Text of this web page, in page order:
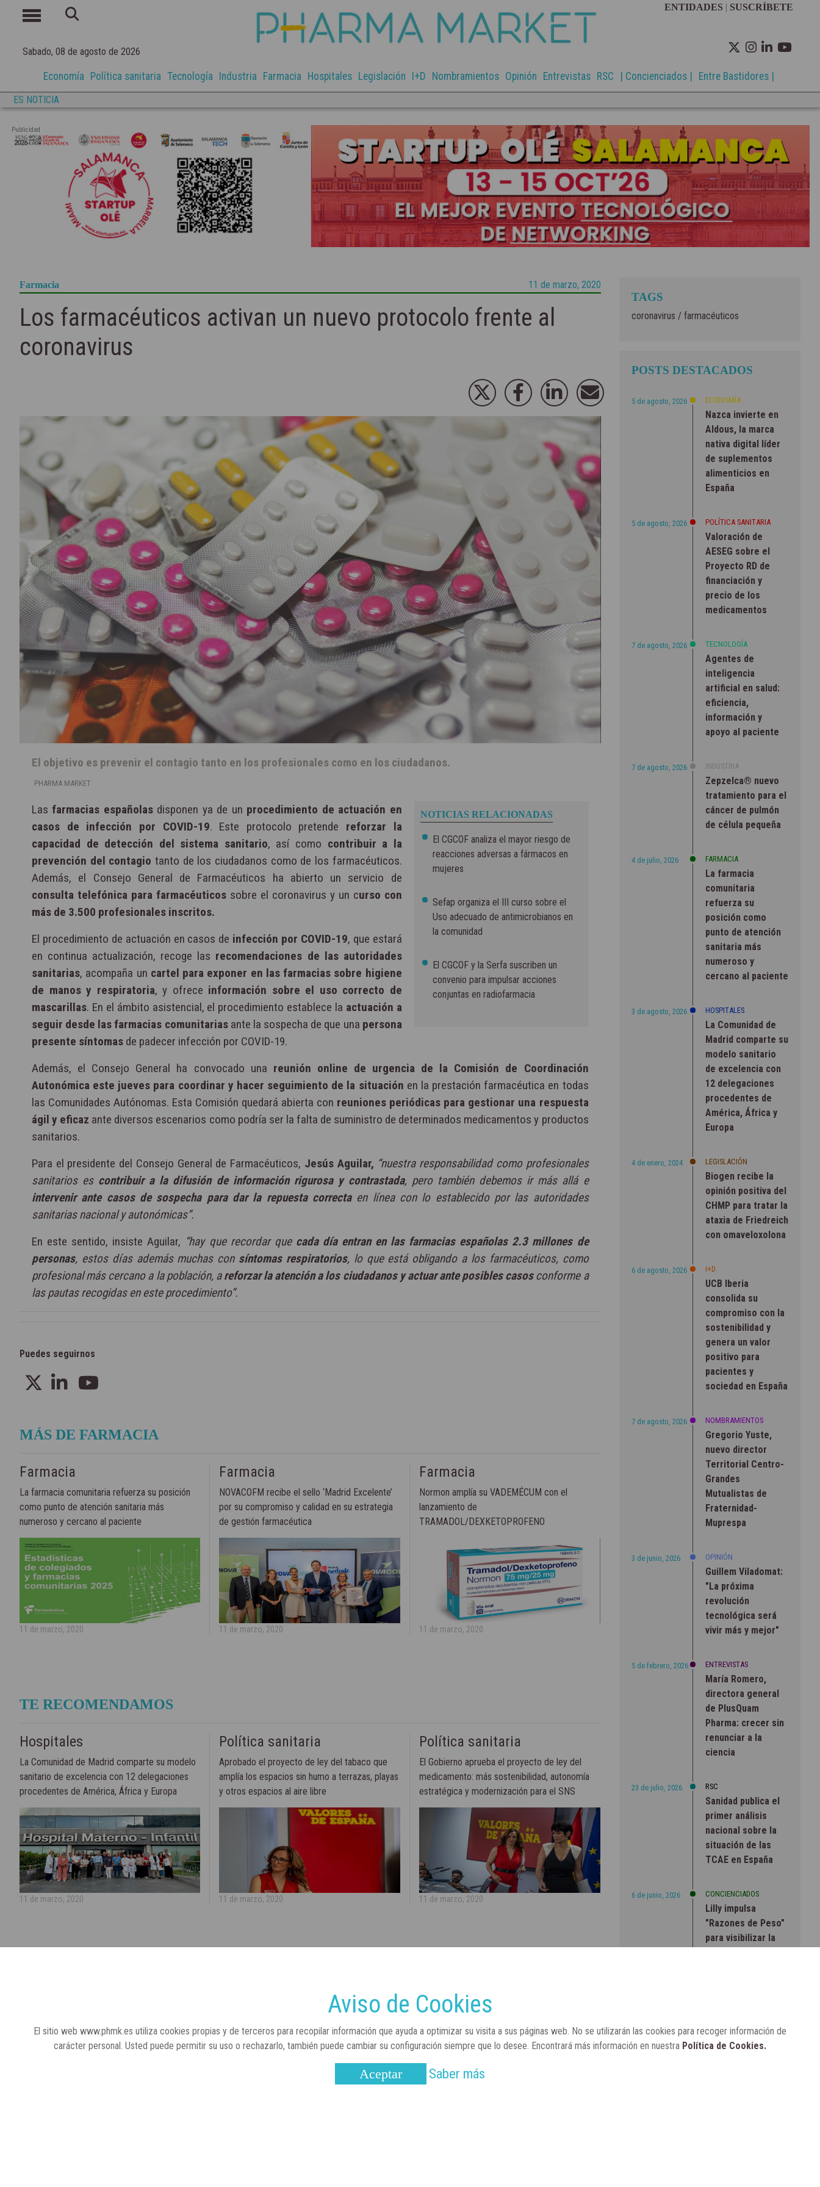
Sabado, 08 de agosto de 2026
ENTIDADES | SUSCRÍBETE
Economía Política sanitaria Tecnología Industria Farmacia Hospitales Legislación I+D Nombramientos Opinión Entrevistas RSC | Concienciados | Entre Bastidores |
ES NOTICIA
Publicidad
Farmacia 11 de marzo, 2020
Los farmacéuticos activan un nuevo protocolo frente al
coronavirus
El objetivo es prevenir el contagio tanto en los profesionales como en los ciudadanos.
PHARMA MARKET
NOTICIAS RELACIONADAS
El CGCOF analiza el mayor riesgo de
reacciones adversas a fármacos en
mujeres
Sefap organiza el III curso sobre el
Uso adecuado de antimicrobianos en
la comunidad
El CGCOF y la Serfa suscriben un
convenio para impulsar acciones
conjuntas en radiofarmacia
Lasfarmacias españolasdisponen ya de un procedimiento de actuación en
casos de infección por COVID-19. Este protocolo pretende reforzar la
capacidad de detección del sistema sanitario, así como contribuir a la
prevención del contagio tanto de los ciudadanos como de los farmacéuticos.
Además, el Consejo General de Farmacéuticos ha abierto un servicio de
consulta telefónica para farmacéuticossobre el coronavirus y un curso con
más de 3.500 profesionales inscritos.
El procedimiento de actuación en casos de infección por COVID-19, que estará
en continua actualización, recoge las recomendaciones de las autoridades
sanitarias, acompaña un cartel para exponer en las farmacias sobre higiene
de manos y respiratoria, y ofrece información sobre el uso correcto de
mascarillas. En el ámbito asistencial, el procedimiento establece la actuación a
seguir desde las farmacias comunitariasante la sospecha de que una persona
presente síntomas de padecer infección por COVID-19.
Además, el Consejo General ha convocado una reunión online de urgencia de la Comisión de Coordinación
Autonómica este jueves para coordinar y hacer seguimiento de la situación en la prestación farmacéutica en todas
las Comunidades Autónomas. Esta Comisión quedará abierta con reuniones periódicas para gestionar una respuesta
ágil y eficaz ante diversos escenarios como podría ser la falta de suministro de determinados medicamentos y productos
sanitarios.
Para el presidente del Consejo General de Farmacéuticos, Jesús Aguilar, “nuestra responsabilidad como profesionales
sanitarios es contribuir a la difusión de información rigurosa y contrastada, pero también debemos ir más allá e
intervenir ante casos de sospecha para dar la repuesta correctaen línea con lo establecido por las autoridades
sanitarias nacional y autonómicas”.
En este sentido, insiste Aguilar, “hay que recordar que cada día entran en las farmacias españolas 2.3 millones de
personas, estos días además muchas con síntomas respiratorios, lo que está obligando a los farmacéuticos, como
profesional más cercano a la población, areforzar la atención a los ciudadanos y actuar ante posibles casosconforme a
las pautas recogidas en este procedimiento”.
Puedes seguirnos
MÁS DE FARMACIA
Farmacia
La farmacia comunitaria refuerza su posición
como punto de atención sanitaria más
numeroso y cercano al paciente
11 de marzo, 2020
Farmacia
NOVACOFM recibe el sello ‘Madrid Excelente’
por su compromiso y calidad en su estrategia
de gestión farmacéutica
11 de marzo, 2020
Farmacia
Normon amplía su VADEMÉCUM con el
lanzamiento de
TRAMADOL/DEXKETOPROFENO
11 de marzo, 2020
TE RECOMENDAMOS
Hospitales
La Comunidad de Madrid comparte su modelo
sanitario de excelencia con 12 delegaciones
procedentes de América, África y Europa
11 de marzo, 2020
Política sanitaria
Aprobado el proyecto de ley del tabaco que
amplía los espacios sin humo a terrazas, playas
y otros espacios al aire libre
11 de marzo, 2020
Política sanitaria
El Gobierno aprueba el proyecto de ley del
medicamento: más sostenibilidad, autonomía
estratégica y modernización para el SNS
11 de marzo, 2020
TAGS
coronavirus /farmacéuticos
POSTS DESTACADOS
5 de agosto, 2026 ECONOMÍA
Nazca invierte en
Aldous, la marca
nativa digital líder
de suplementos
alimenticios en
España
5 de agosto, 2026 POLÍTICA SANITARIA
Valoración de
AESEG sobre el
Proyecto RD de
financiación y
precio de los
medicamentos
7 de agosto, 2026 TECNOLOGÍA
Agentes de
inteligencia
artificial en salud:
eficiencia,
información y
apoyo al paciente
7 de agosto, 2026 INDUSTRIA
Zepzelca® nuevo
tratamiento para el
cáncer de pulmón
de célula pequeña
4 de julio, 2026 FARMACIA
La farmacia
comunitaria
refuerza su
posición como
punto de atención
sanitaria más
numeroso y
cercano al paciente
3 de agosto, 2026 HOSPITALES
La Comunidad de
Madrid comparte su
modelo sanitario
de excelencia con
12 delegaciones
procedentes de
América, África y
Europa
4 de enero, 2024 LEGISLACIÓN
Biogen recibe la
opinión positiva del
CHMP para tratar la
ataxia de Friedreich
con omaveloxolona
6 de agosto, 2026 I+D
UCB Iberia
consolida su
compromiso con la
sostenibilidad y
genera un valor
positivo para
pacientes y
sociedad en España
7 de agosto, 2026 NOMBRAMIENTOS
Gregorio Yuste,
nuevo director
Territorial Centro-
Grandes
Mutualistas de
Fraternidad-
Muprespa
3 de junio, 2026 OPINIÓN
Guillem Viladomat:
"La próxima
revolución
tecnológica será
vivir más y mejor"
5 de febrero, 2026 ENTREVISTAS
María Romero,
directora general
de PlusQuam
Pharma: crecer sin
renunciar a la
ciencia
23 de julio, 2026 RSC
Sanidad publica el
primer análisis
nacional sobre la
situación de las
TCAE en España
6 de junio, 2026 CONCIENCIADOS
Lilly impulsa
"Razones de Peso"
para visibilizar la
Farmacia: un
laboratorio de
Aviso de Cookies
El sitio web www.phmk.es utiliza cookies propias y de terceros para recopilar información que ayuda a optimizar su visita a sus páginas web. No se utilizarán las cookies para recoger información de
carácter personal. Usted puede permitir su uso o rechazarlo, también puede cambiar su configuración siempre que lo desee. Encontrará más información en nuestra Política de Cookies.
Aceptar Saber más